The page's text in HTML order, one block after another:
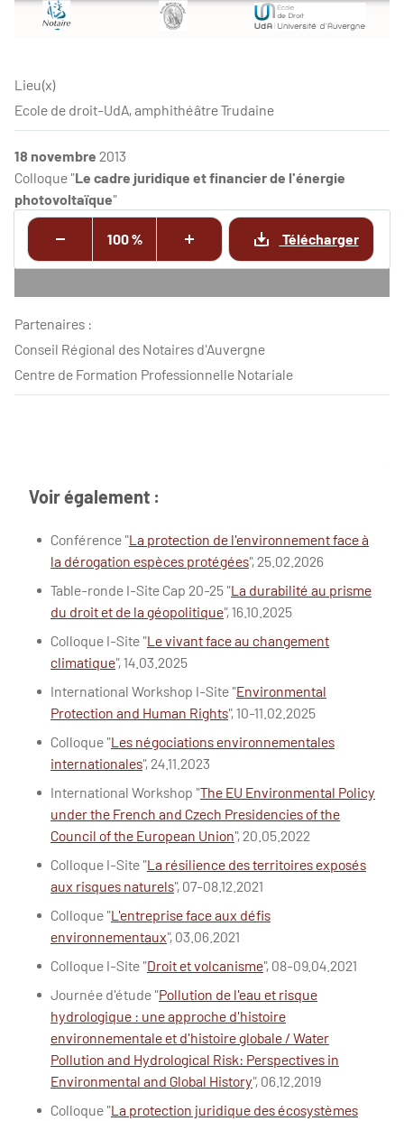
Lieu(x)
Ecole de droit-UdA, amphithéâtre Trudaine
18 novembre 2013
Colloque "Le cadre juridique et financier de l'énergie
photovoltaïque"
100 % Télécharger
Partenaires :
Conseil Régional des Notaires d'Auvergne
Centre de Formation Professionnelle Notariale
Voir également :
Conférence "La protection de l'environnement face à
la dérogation espèces protégées", 25.02.2026
Table-ronde I-Site Cap 20-25 "La durabilité au prisme
du droit et de la géopolitique", 16.10.2025
Colloque I-Site "Le vivant face au changement
climatique", 14.03.2025
International Workshop I-Site "Environmental
Protection and Human Rights", 10-11.02.2025
Colloque "Les négociations environnementales
internationales", 24.11.2023
International Workshop "The EU Environmental Policy
under the French and Czech Presidencies of the
Council of the European Union", 20.05.2022
Colloque I-Site "La résilience des territoires exposés
aux risques naturels", 07-08.12.2021
Colloque "L'entreprise face aux défis
environnementaux", 03.06.2021
Colloque I-Site "Droit et volcanisme", 08-09.04.2021
Journée d'étude "Pollution de l'eau et risque
hydrologique : une approche d'histoire
environnementale et d'histoire globale / Water
Pollution and Hydrological Risk: Perspectives in
Environmental and Global History", 06.12.2019
Colloque "La protection juridique des écosystèmes